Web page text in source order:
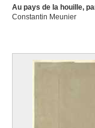
Au pays de la houille,
Constantin Meunier